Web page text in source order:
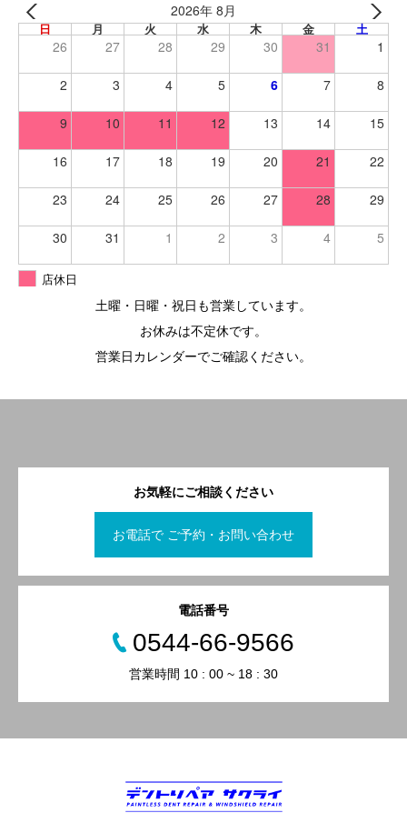
2026年 8月
日 月 火 水 木 金 土
26 27 28 29 30 31 1
2 3 4 5 6 7 8
9 10 11 12 13 14 15
16 17 18 19 20 21 22
23 24 25 26 27 28 29
30 31 1 2 3 4 5
店休日
土曜・日曜・祝日も営業しています。
お休みは不定休です。
営業日カレンダーでご確認ください。
お気軽にご相談ください
お電話で ご予約・お問い合わせ
電話番号
0544-66-9566
営業時間 10 : 00 ~ 18 : 30